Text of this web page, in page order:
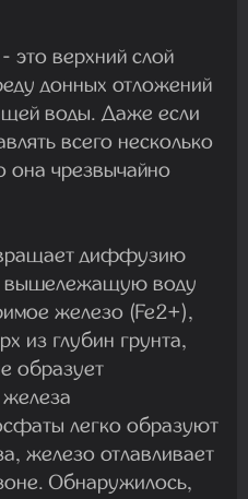
это верхний слой
донных отложений
воды. Даже если
всего несколько
она чрезвычайно
диффузию
вышележащую воду
железо (Fe2+),
из глубин грунта,
образует
легко образуют
железо отлавливает
Обнаружилось,